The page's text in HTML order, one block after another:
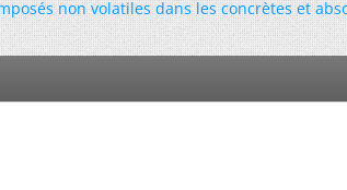
non volatiles dans les concrètes et